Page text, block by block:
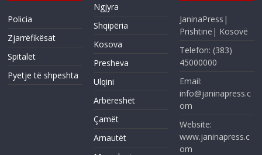
Policia
Zjarrëfikësat
Spitalet
Pyetje të shpeshta
Ngjyra
Shqipëria
Kosova
Presheva
Ulqini
Arbëreshët
Çamët
Arnautët
JaninaPress|
Prishtinë| Kosovë
Telefon: (383)
45000000
Email:
info@janinapress.c
om
Website:
www.janinapress.c
om